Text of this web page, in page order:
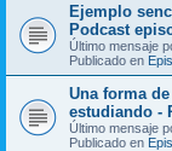
Ejemplo
Podcast
Último mensaje
Publicado en
Una forma
estudiando -
Último mensaje
Publicado en